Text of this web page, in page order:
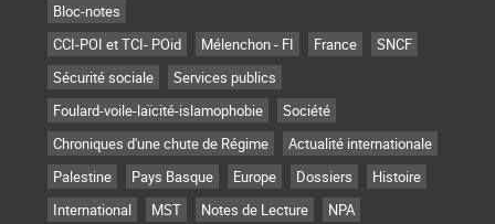
Bloc-notes
CCI-POI et TCI- POid
Mélenchon - FI France
SNCF
Sécurité sociale
Services publics
Foulard-voile-laïcité-islamophobie
Société
Chroniques d'une chute de Régime
Actualité internationale
Palestine
Pays Basque Europe Dossiers
Histoire
International
MST Notes de Lecture
NPA